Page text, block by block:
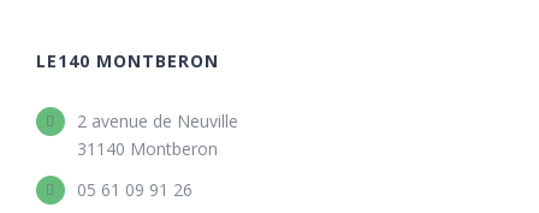
LE140 MONTBERON
2 avenue de Neuville
31140 Montberon
05 61 09 91 26